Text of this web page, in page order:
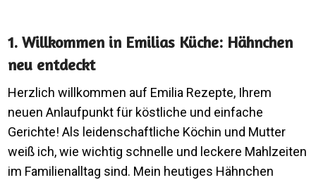
1. Willkommen in Emilias Küche: Hähnchen
neu entdeckt
Herzlich willkommen auf Emilia Rezepte, Ihrem
neuen Anlaufpunkt für köstliche und einfache
Gerichte! Als leidenschaftliche Köchin und Mutter
weiß ich, wie wichtig schnelle und leckere Mahlzeiten
im Familienalltag sind. Mein heutiges Hähnchen